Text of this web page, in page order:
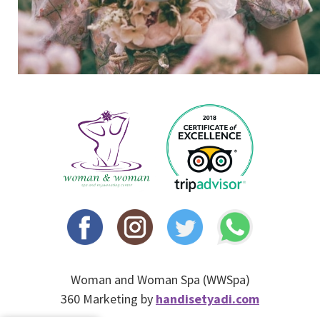
Woman and Woman Spa (WWSpa)
360 Marketing by handisetyadi.com